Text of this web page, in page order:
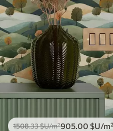
1508.33$U/m²905.00 $U/m²